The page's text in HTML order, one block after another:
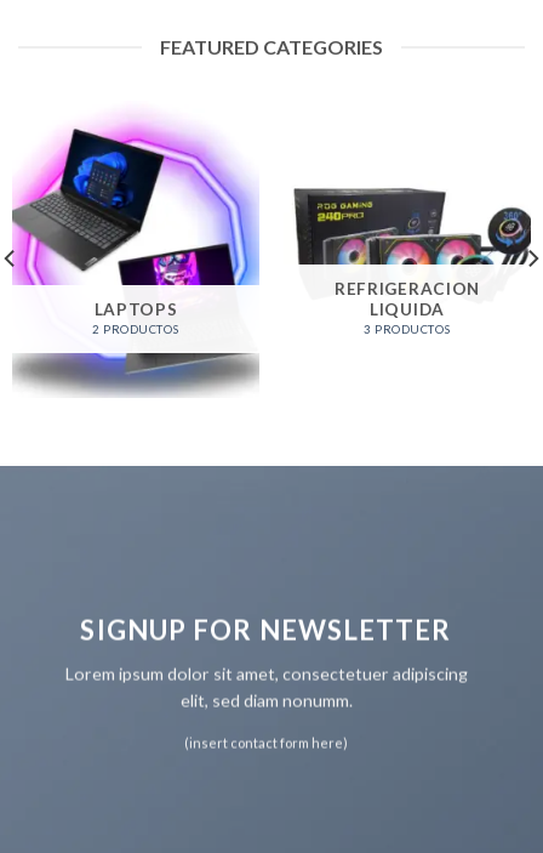
FEATURED CATEGORIES
LAPTOPS
2 PRODUCTOS
REFRIGERACION
LIQUIDA
3 PRODUCTOS
SIGNUP FOR NEWSLETTER
Lorem ipsum dolor sit amet, consectetuer adipiscing
elit, sed diam nonumm.
(insert contact form here)